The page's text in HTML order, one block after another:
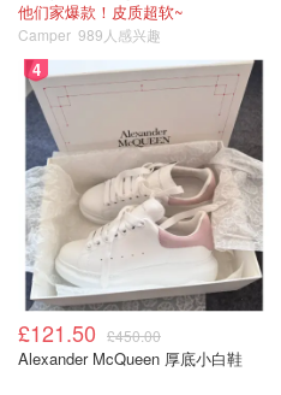
他们家爆款！皮质超软~
Camper 989人感兴趣
4
£121.50 £450.00
Alexander McQueen 厚底小白鞋